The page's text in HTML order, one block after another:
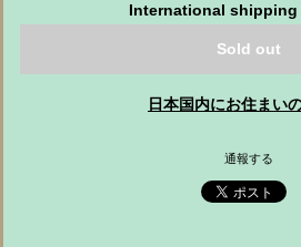
International shipping
Sold out
日本国内にお住まい
通報する